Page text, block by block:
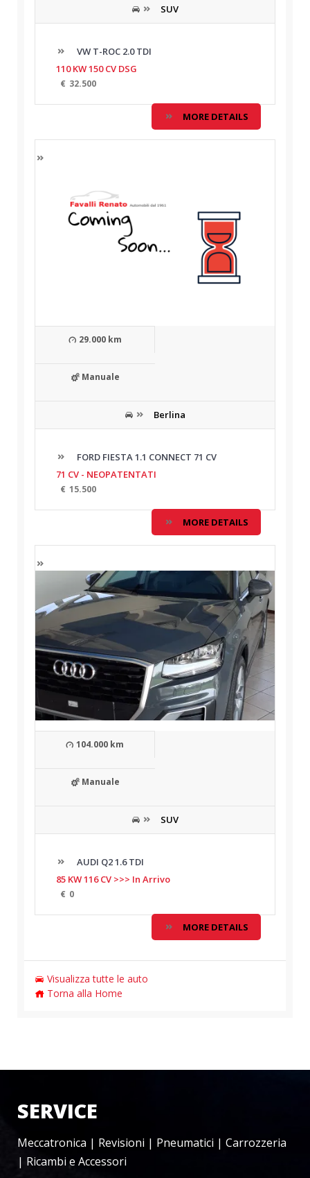
SUV
VW T-ROC 2.0 TDI
110 KW 150 CV DSG
€ 32.500
MORE DETAILS
29.000 km
Manuale
Berlina
FORD FIESTA 1.1 CONNECT 71 CV
71 CV - NEOPATENTATI
€ 15.500
MORE DETAILS
104.000 km
Manuale
SUV
AUDI Q2 1.6 TDI
85 KW 116 CV >>> In Arrivo
€ 0
MORE DETAILS
Visualizza tutte le auto
Torna alla Home
SERVICE
Meccatronica | Revisioni | Pneumatici | Carrozzeria
| Ricambi e Accessori